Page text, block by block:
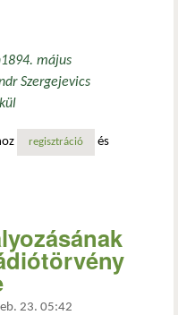
1894. május
Szergejevics
kezdete: marconi és a
regisztráció és
23. 05:42